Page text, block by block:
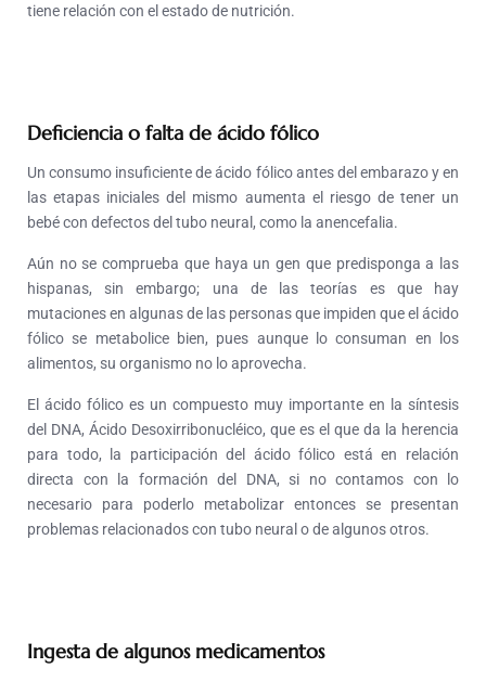
tiene relación con el estado de nutrición.
Deficiencia o falta de ácido fólico
Un consumo insuficiente de ácido fólico antes del embarazo y en
las etapas iniciales del mismo aumenta el riesgo de tener un
bebé con defectos del tubo neural, como la anencefalia.
Aún no se comprueba que haya un gen que predisponga a las
hispanas, sin embargo; una de las teorías es que hay
mutaciones en algunas de las personas que impiden que el ácido
fólico se metabolice bien, pues aunque lo consuman en los
alimentos, su organismo no lo aprovecha.
El ácido fólico es un compuesto muy importante en la síntesis
del DNA, Ácido Desoxirribonucléico, que es el que da la herencia
para todo, la participación del ácido fólico está en relación
directa con la formación del DNA, si no contamos con lo
necesario para poderlo metabolizar entonces se presentan
problemas relacionados con tubo neural o de algunos otros.
Ingesta de algunos medicamentos